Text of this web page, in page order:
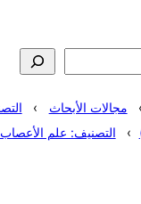
مجالات الأبحاث